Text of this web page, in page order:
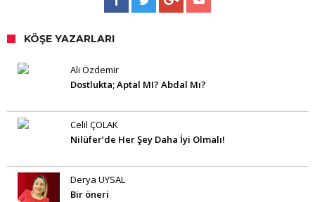
KÖŞE YAZARLARI
Ali Özdemir
Dostlukta; Aptal MI? Abdal Mı?
Celil ÇOLAK
Nilüfer’de Her Şey Daha İyi Olmalı!
Derya UYSAL
Bir öneri